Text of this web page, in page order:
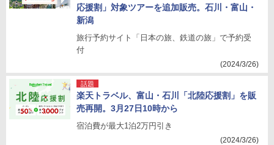
応援割」対象ツアーを追加販売。石川・富山・
新潟
旅行予約サイト「日本の旅、鉄道の旅」で予約受
付
(2024/3/26)
話題
楽天トラベル、富山・石川「北陸応援割」を販
売再開。3月27日10時から
宿泊費が最大1泊2万円引き
(2024/3/26)